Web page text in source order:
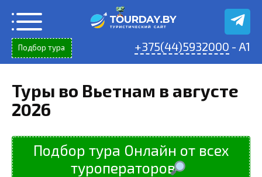
содержанию
Подбор тура +375(44)5932000 - A1
Туры во Вьетнам в августе
2026
Подбор тура Онлайн от всех
туроператоров